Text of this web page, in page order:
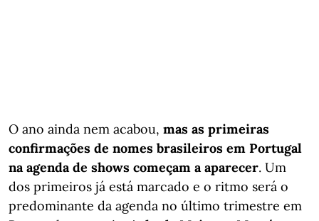
O ano ainda nem acabou, mas as primeiras
confirmações de nomes brasileiros em Portugal
na agenda de shows começam a aparecer. Um
dos primeiros já está marcado e o ritmo será o
predominante da agenda no último trimestre em